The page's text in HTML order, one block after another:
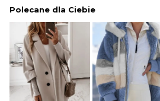
Polecane dla Ciebie